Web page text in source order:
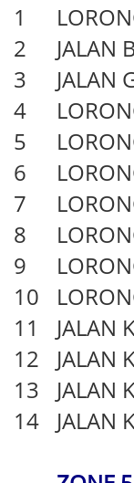
1
2
JALAN
3
JALAN
4
5
6
7
8
9
10
11
JALAN
12
JALAN
13
JALAN
14
JALAN